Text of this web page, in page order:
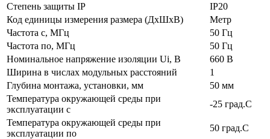
Степень защиты IP
IP20
Код единицы измерения размера (ДхШхВ)
Метр
Частота с, МГц
50 Гц
Частота по, МГц
50 Гц
Номинальное напряжение изоляции Ui, В
660 В
Ширина в числах модульных расстояний
1
Глубина монтажа, установки, мм
50 мм
Температура окружающей среды при
эксплуатации с
-25 град.C
Температура окружающей cреды при
эксплуатации по
50 град.C